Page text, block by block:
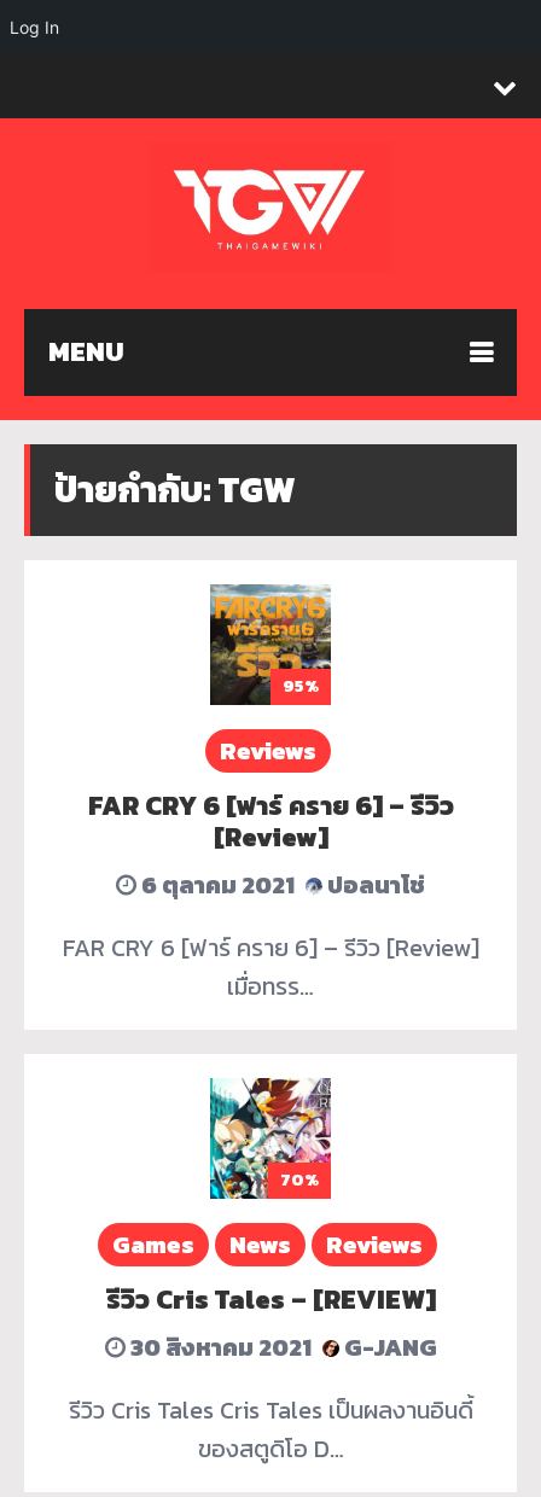
MENU
ป้ายกำกับ:TGW
95%
Reviews
FAR CRY 6 [ฟาร์ คราย 6] – รีวิว
[Review]
6 ตุลาคม 2021
ปอลนาโช่
FAR CRY 6 [ฟาร์ คราย 6] – รีวิว [Review]
เมื่อทรร…
70%
Games News Reviews
รีวิว Cris Tales – [REVIEW]
30 สิงหาคม 2021
G-JANG
รีวิว Cris Tales Cris Tales เป็นผลงานอินดี้
ของสตูดิโอ D…
Log In